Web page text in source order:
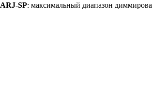
ARJ-SP: максимальный диапазон